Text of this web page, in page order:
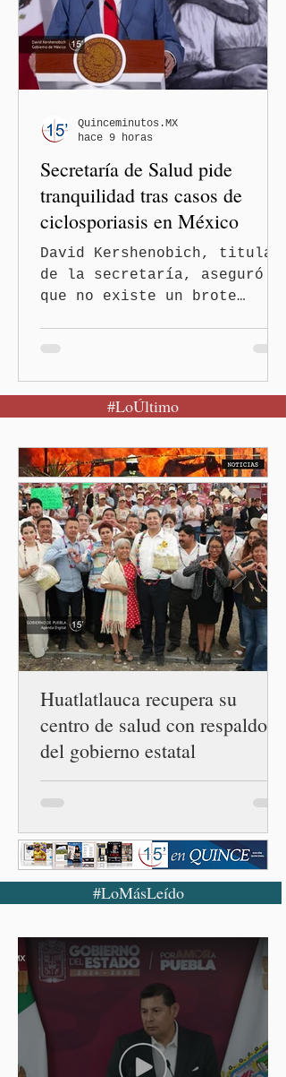
controles migratorios.
Secretaría de Salud pide
tranquilidad tras casos de
ciclosporiasis en México
David Kershenobich, titular
de la secretaría, aseguró
que no existe un brote
secretario de Salud
federal, David Kershenobich
exista un brote activo de
ciclosporiasis en México,
luego del incremento de
casos registrado en Estados
Unidos. Durante la
conferencia matutina en
Palacio Nacional, el
funcionario informó que en
el país únicamente se han
confirmado 33 casos de esta
enferme
Quinceminutos.MX
hace 9 horas
#LoÚltimo
Huatlatlauca recupera su
centro de salud con respaldo
del gobierno estatal
#LoMásLeído